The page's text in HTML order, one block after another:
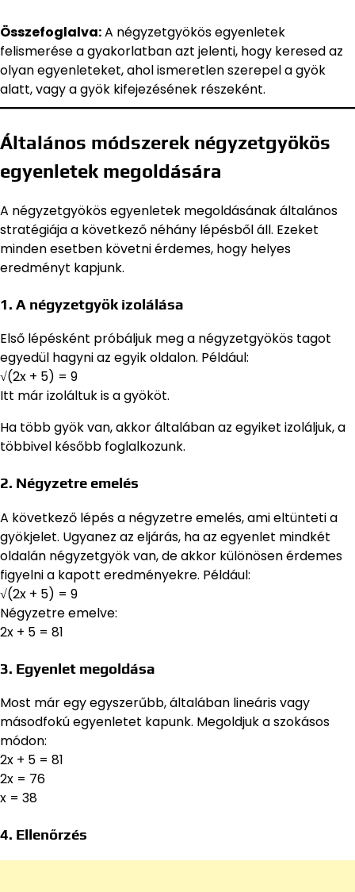
Összefoglalva:A négyzetgyökös egyenletek
felismerése a gyakorlatban azt jelenti, hogy keresed az
olyan egyenleteket, ahol ismeretlen szerepel a gyök
alatt, vagy a gyök kifejezésének részeként.
Általános módszerek négyzetgyökös
egyenletek megoldására
A négyzetgyökös egyenletek megoldásának általános
stratégiája a következő néhány lépésből áll. Ezeket
minden esetben követni érdemes, hogy helyes
eredményt kapjunk.
1. A négyzetgyök izolálása
Első lépésként próbáljuk meg a négyzetgyökös tagot
egyedül hagyni az egyik oldalon. Például:
√(2x + 5) = 9
Itt már izoláltuk is a gyököt.
Ha több gyök van, akkor általában az egyiket izoláljuk, a
többivel később foglalkozunk.
2. Négyzetre emelés
A következő lépés a négyzetre emelés, ami eltünteti a
gyökjelet. Ugyanez az eljárás, ha az egyenlet mindkét
oldalán négyzetgyök van, de akkor különösen érdemes
figyelni a kapott eredményekre. Például:
√(2x + 5) = 9
Négyzetre emelve:
2x + 5 = 81
3. Egyenlet megoldása
Most már egy egyszerűbb, általában lineáris vagy
másodfokú egyenletet kapunk. Megoldjuk a szokásos
módon:
2x + 5 = 81
2x = 76
x = 38
4. Ellenőrzés